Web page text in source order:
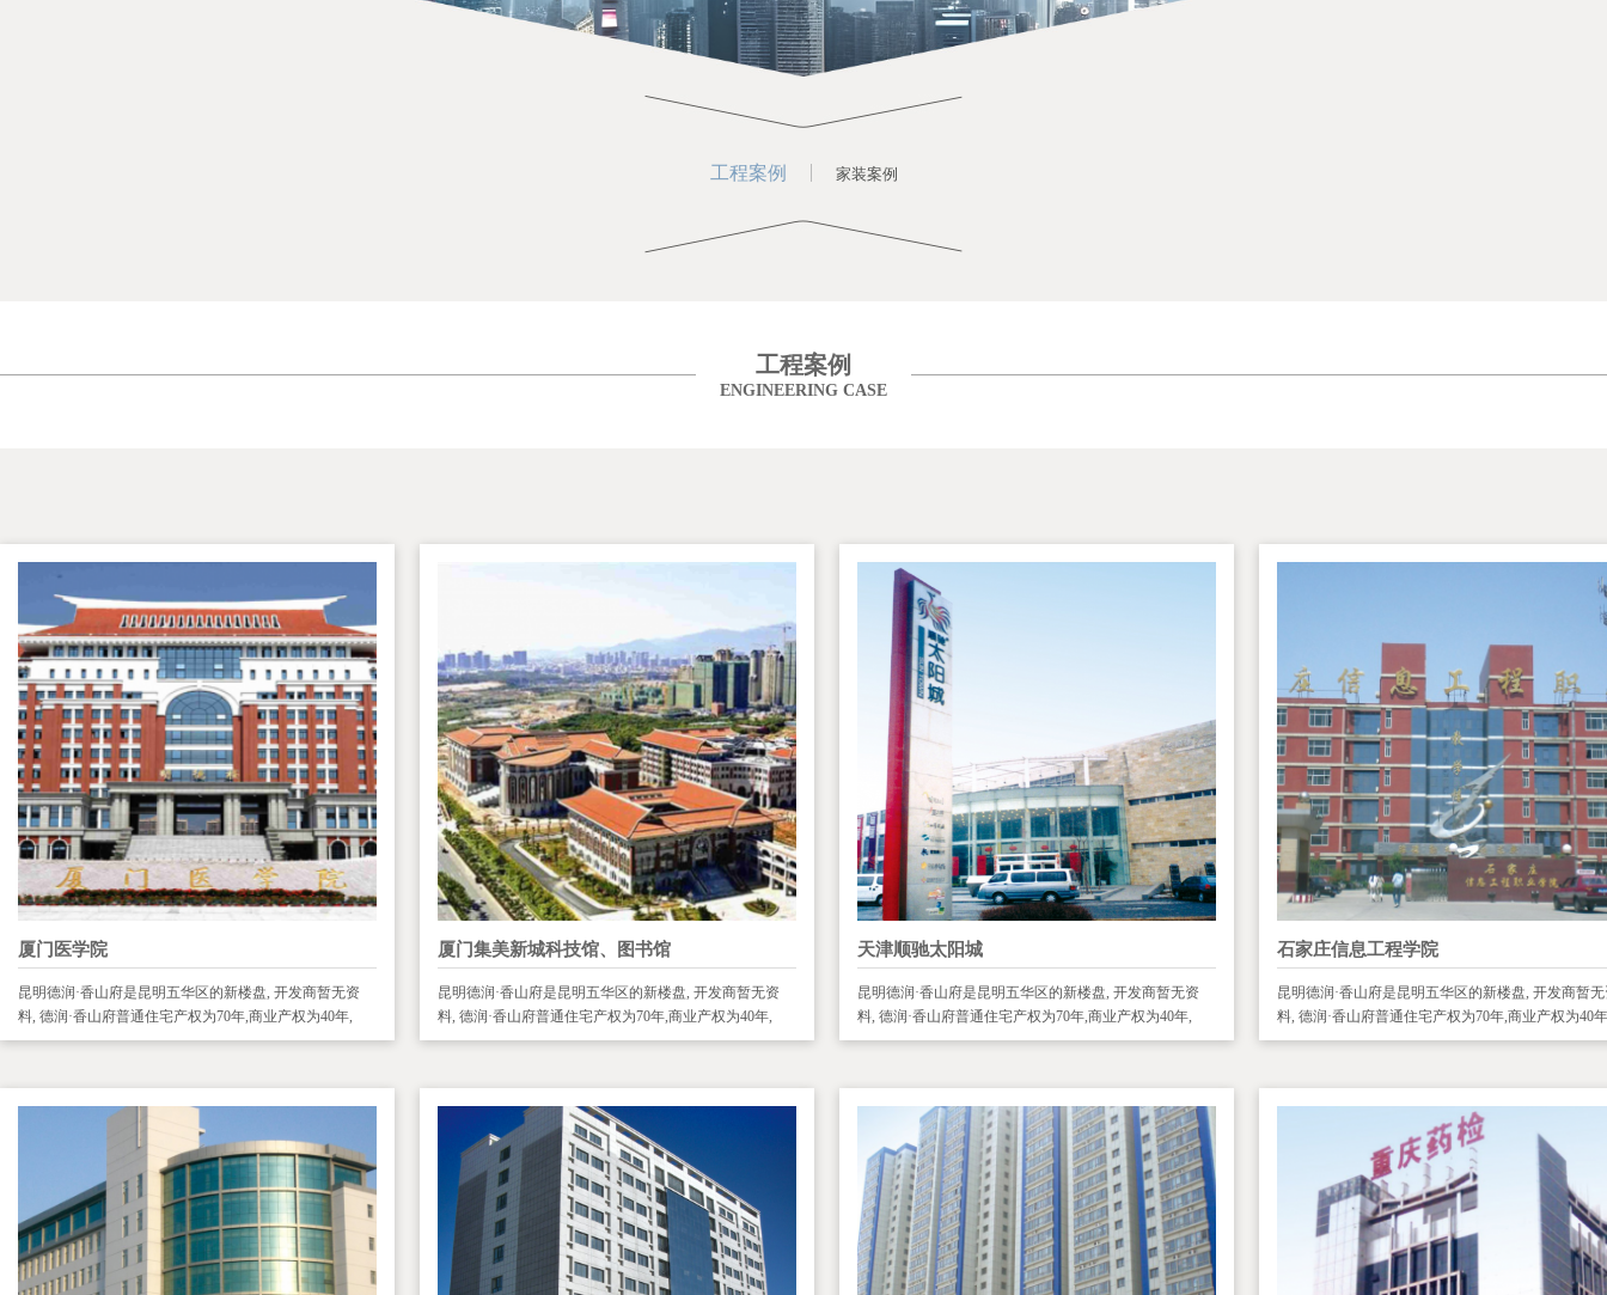
关于企业 品牌故事
品牌使命
产品中心 复刻·原石 原素木纹
光韵系列 万象·彩岩
御品瓷木 印象派仿古砖
高配设计 高定云设计
新闻资讯 产品解码
案例中心 家装案例
服务专区 招商加盟
在线留言
工程案例 家装案例
工程案例
ENGINEERING CASE
厦门医学院
昆明德润·香山府是昆明五华区的新楼盘, 开发商暂无资
料, 德润·香山府普通住宅产权为70年,商业产权为40年,
厦门集美新城科技馆、图书馆
昆明德润·香山府是昆明五华区的新楼盘, 开发商暂无资
料, 德润·香山府普通住宅产权为70年,商业产权为40年,
天津顺驰太阳城
昆明德润·香山府是昆明五华区的新楼盘, 开发商暂无资
料, 德润·香山府普通住宅产权为70年,商业产权为40年,
石家庄信息工程学院
昆明德润·香山府是昆明五华区的新楼盘, 开发商暂
料, 德润·香山府普通住宅产权为70年,商业产权为40